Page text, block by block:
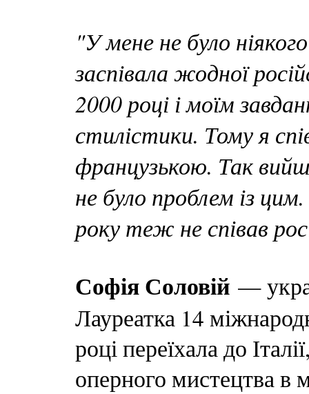
"У мене не було
заспівала жодної
2000 році і моїм
стилістики. Тому я
французькою. Так
не було проблем із
року теж не співав
Софія Соловій —
Лауреатка 14
році переїхала до
оперного мистецтва в